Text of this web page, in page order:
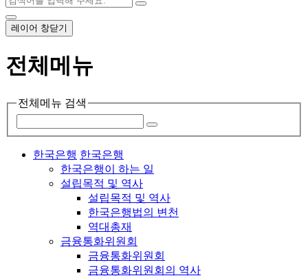
레이어 창닫기
전체메뉴
전체메뉴 검색
한국은행 한국은행
한국은행이 하는 일
설립목적 및 역사
설립목적 및 역사
한국은행법의 변천
역대총재
금융통화위원회
금융통화위원회
금융통화위원회의 역사